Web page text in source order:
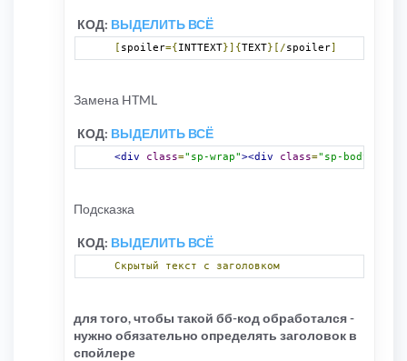
КОД: ВЫДЕЛИТЬ ВСЁ
spoiler={ INTTEXT}]{ TEXT}[/spoiler
Замена HTML
КОД: ВЫДЕЛИТЬ ВСЁ
<div class="sp-wrap"><div class="sp-body"
Подсказка
КОД: ВЫДЕЛИТЬ ВСЁ
Скрытый текст с заголовком
для того, чтобы такой бб-код обработался -
нужно обязательно определять заголовок в
спойлере